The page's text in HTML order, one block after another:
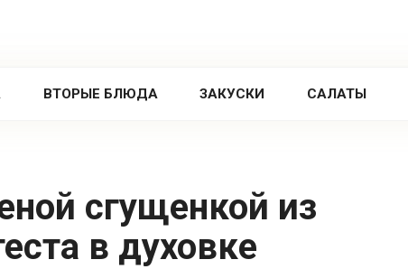
ВТОРЫЕ БЛЮДА ЗАКУСКИ САЛАТЫ
в духовке